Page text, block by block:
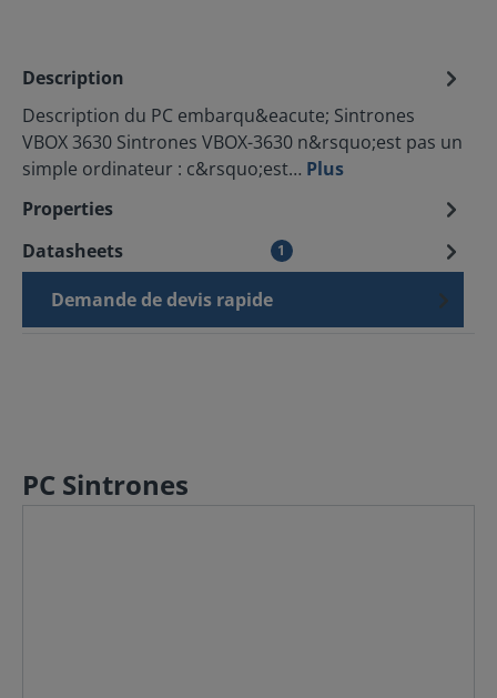
Description
Description du PC embarqu&eacute; Sintrones
VBOX 3630 Sintrones VBOX-3630 n&rsquo;est pas un
simple ordinateur : c&rsquo;est… Plus
Properties
Datasheets
1
Demande de devis rapide
PC Sintrones